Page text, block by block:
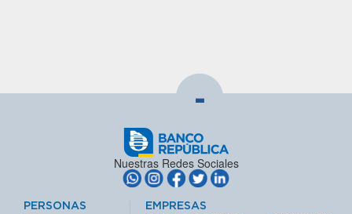
-
Nuestras Redes Sociales
PERSONAS EMPRESAS